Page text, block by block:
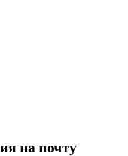
на почту